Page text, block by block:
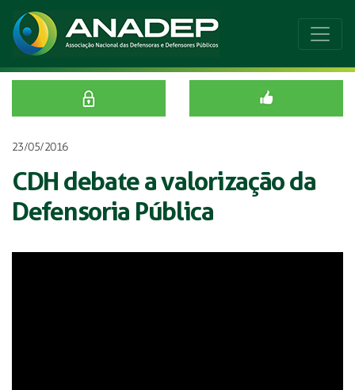
23/05/2016
CDH debate a valorização da
Defensoria Pública